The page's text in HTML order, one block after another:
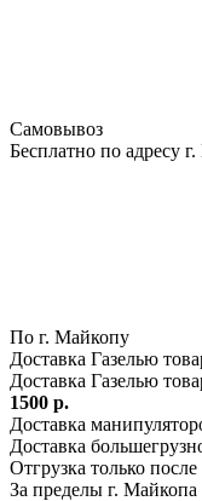
Самовывоз
Бесплатно по адресу
По г. Майкопу
Доставка Газелью
Доставка Газелью
1500 р.
Доставка
Доставка
Отгрузка только
За пределы г. Майкопа